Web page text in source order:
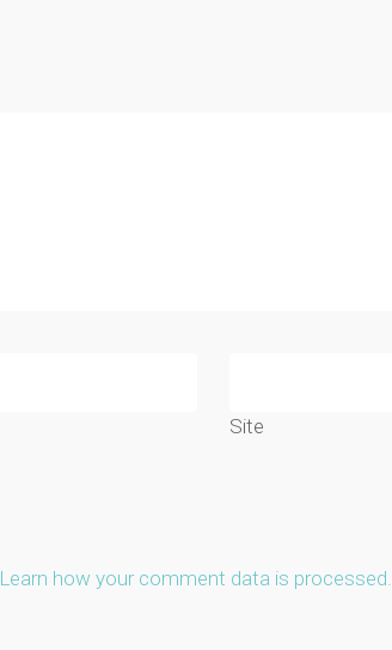
Site
Learn how your comment data is processed.